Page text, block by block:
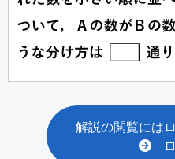
解説の閲覧には